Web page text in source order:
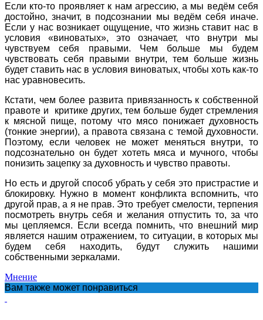
Если кто-то проявляет к нам агрессию, а мы ведём себя
достойно, значит, в подсознании мы ведём себя иначе.
Если у нас возникает ощущение, что жизнь ставит нас в
условия «виноватых», это означает, что внутри мы
чувствуем себя правыми. Чем больше мы будем
чувствовать себя правыми внутри, тем больше жизнь
будет ставить нас в условия виноватых, чтобы хоть как-то
нас уравновесить.
Кстати, чем более развита привязанность к собственной
правоте и критике других, тем больше будет стремления
к мясной пище, потому что мясо понижает духовность
(тонкие энергии), а правота связана с темой духовности.
Поэтому, если человек не может меняться внутри, то
подсознательно он будет хотеть мяса и мучного, чтобы
понизить зацепку за духовность и чувство правоты.
Но есть и другой способ убрать у себя это пристрастие и
блокировку. Нужно в момент конфликта вспомнить, что
другой прав, а я не прав. Это требует смелости, терпения
посмотреть внутрь себя и желания отпустить то, за что
мы цепляемся. Если всегда помнить, что внешний мир
является нашим отражением, то ситуации, в которых мы
будем себя находить, будут служить нашими
собственными зеркалами.
Мнение
Вам также может понравиться